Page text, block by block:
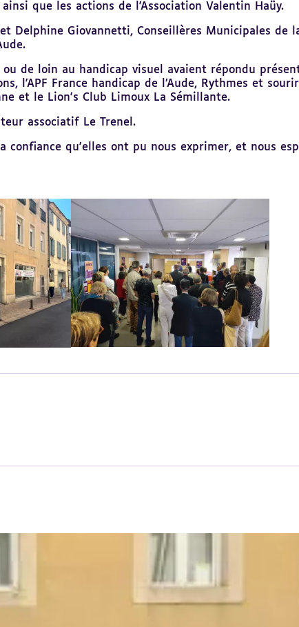
que les actions de l'Association Valentin Haüy.
Delphine Giovannetti, Conseillères Municipales de
de loin au handicap visuel avaient répondu
l'APF France handicap de l’Aude, Rythmes et
et le Lion's Club Limoux La Sémillante.
associatif Le Trenel.
qu'elles ont pu nous exprimer, et nous